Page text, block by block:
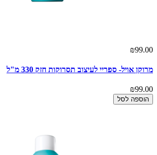
₪99.00
מרוקן אויל- ספריי לעיצוב תסרוקות חזק 330 מ"ל
₪99.00
הוספה לסל